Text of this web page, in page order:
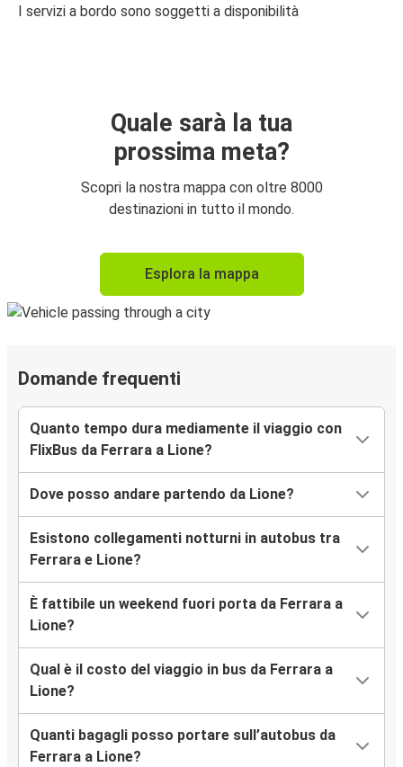
I servizi a bordo sono soggetti a disponibilità
Quale sarà la tua
prossima meta?
Scopri la nostra mappa con oltre 8000
destinazioni in tutto il mondo.
Esplora la mappa
Domande frequenti
Quanto tempo dura mediamente il viaggio con
FlixBus da Ferrara a Lione?
Dove posso andare partendo da Lione?
Esistono collegamenti notturni in autobus tra
Ferrara e Lione?
È fattibile un weekend fuori porta da Ferrara a
Lione?
Qual è il costo del viaggio in bus da Ferrara a
Lione?
Quanti bagagli posso portare sull’autobus da
Ferrara a Lione?